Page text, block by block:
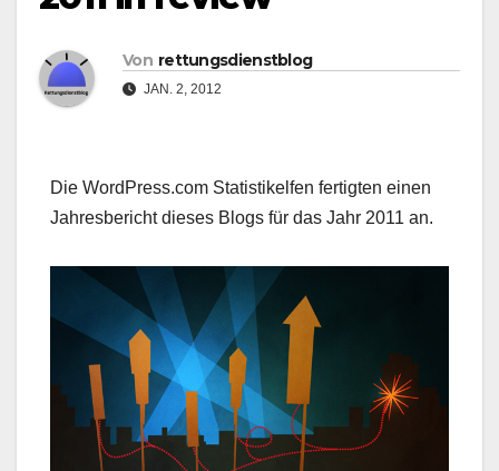
Von rettungsdienstblog
JAN. 2, 2012
Die WordPress.com Statistikelfen fertigten einen
Jahresbericht dieses Blogs für das Jahr 2011 an.